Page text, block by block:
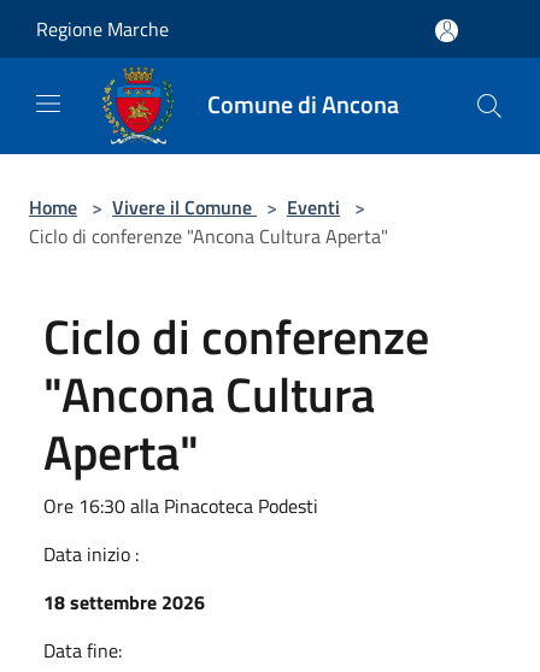
Regione Marche
Comune di Ancona
Home > Vivere il Comune > Eventi >
Ciclo di conferenze "Ancona Cultura Aperta"
Ciclo di conferenze
"Ancona Cultura
Aperta"
Ore 16:30 alla Pinacoteca Podesti
Data inizio :
18 settembre 2026
Data fine: